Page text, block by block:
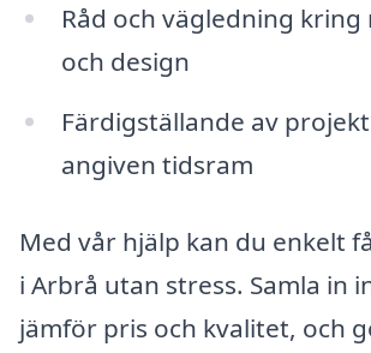
Råd och vägledning
och design
Färdigställande av
angiven tidsram
Med vår hjälp kan du enkelt
i Arbrå utan stress. Samla in
jämför pris och kvalitet, och